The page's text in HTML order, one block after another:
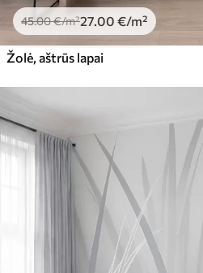
45.00€/m²27 .00 €/m²
Žolė, aštrūs lapai